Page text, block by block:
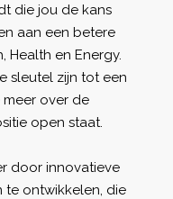
die jou de kans
aan een betere
Health en Energy.
sleutel zijn tot een
over de
open staat.
door innovatieve
ontwikkelen, die